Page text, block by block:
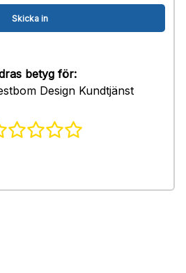
betyg för:
Design Kundtjänst